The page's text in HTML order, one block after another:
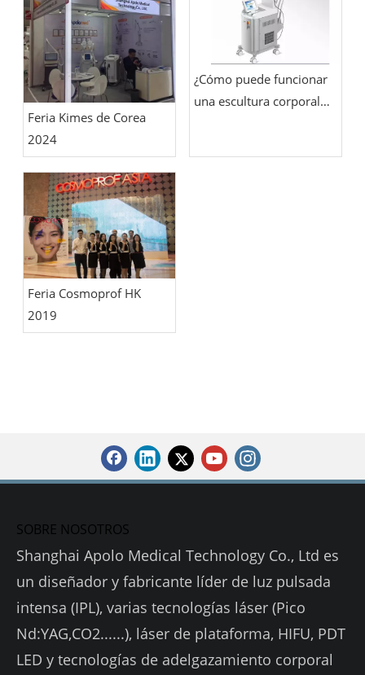
Feria Kimes de Corea
2024
¿Cómo puede funcionar
una escultura corporal
Feria Cosmoprof HK
2019
SOBRE NOSOTROS
Shanghai Apolo Medical Technology Co., Ltd es
un diseñador y fabricante líder de luz pulsada
intensa (IPL), varias tecnologías láser (Pico
Nd:YAG,CO2......), láser de plataforma, HIFU, PDT
LED y tecnologías de adelgazamiento corporal